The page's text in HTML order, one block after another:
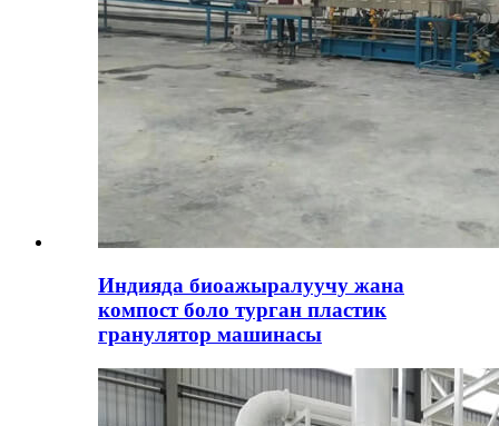
Индияда биоажыралуучу жана
компост боло турган пластик
гранулятор машинасы